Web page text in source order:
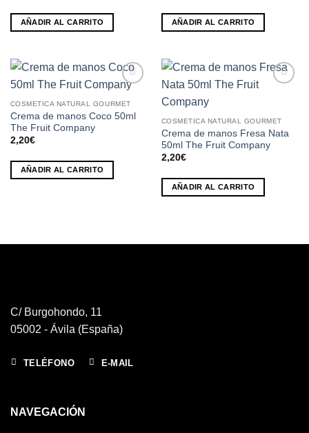
AÑADIR AL CARRITO AÑADIR AL CARRITO
Añadir
a la
lista de
deseos
COSMETICA NATURAL GOURMET
Crema de manos Coco 50ml
The Fruit Company
2,20€
AÑADIR AL CARRITO
deseos
COSMETICA NATURAL GOURMET
Crema de manos Fresa Nata
50ml The Fruit Company
2,20€
AÑADIR AL CARRITO
C/ Burgohondo, 11
05002 - Ávila (España)
TELÉFONO E-MAIL
NAVEGACIÓN